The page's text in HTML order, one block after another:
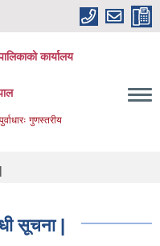
कार्यालय
गुणस्तरीय
सूचना |